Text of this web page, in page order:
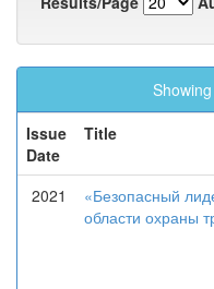
Issue
Date
Title
2021
«Безопасный
области охраны